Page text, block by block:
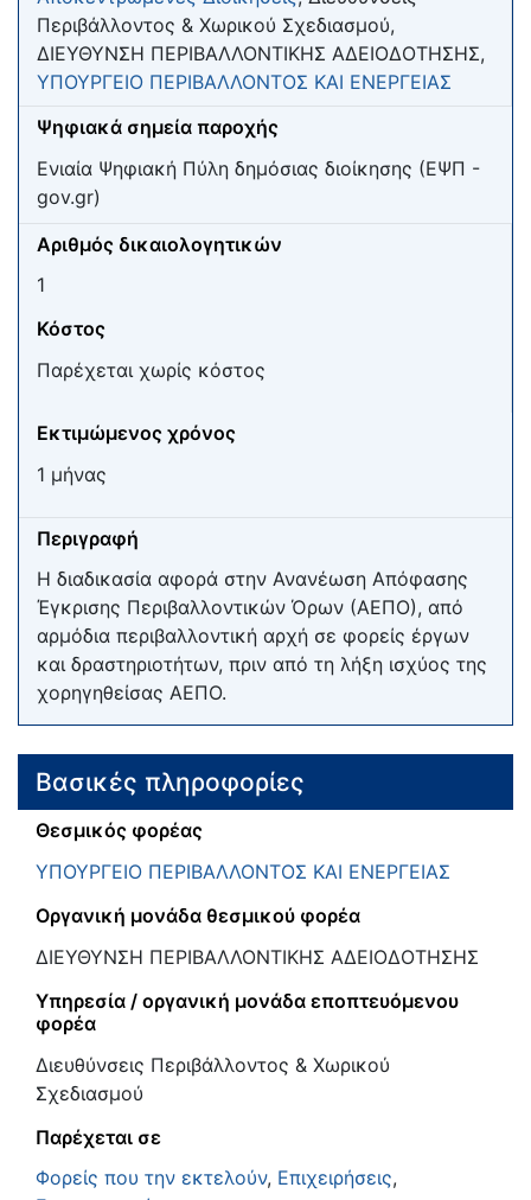
Περιβάλλοντος & Χωρικού Σχεδιασμού,
ΔΙΕΥΘΥΝΣΗ ΠΕΡΙΒΑΛΛΟΝΤΙΚΗΣ ΑΔΕΙΟΔΟΤΗΣΗΣ,
ΥΠΟΥΡΓΕΙΟ ΠΕΡΙΒΑΛΛΟΝΤΟΣ ΚΑΙ ΕΝΕΡΓΕΙΑΣ
Ψηφιακά σημεία παροχής
Ενιαία Ψηφιακή Πύλη δημόσιας διοίκησης (ΕΨΠ -
gov.gr)
Αριθμός δικαιολογητικών
1
Κόστος
Παρέχεται χωρίς κόστος
Εκτιμώμενος χρόνος
1 μήνας
Περιγραφή
Η διαδικασία αφορά στην Ανανέωση Απόφασης
Έγκρισης Περιβαλλοντικών Όρων (ΑΕΠΟ), από
αρμόδια περιβαλλοντική αρχή σε φορείς έργων
και δραστηριοτήτων, πριν από τη λήξη ισχύος της
χορηγηθείσας ΑΕΠΟ.
Βασικές πληροφορίες
Θεσμικός φορέας
ΥΠΟΥΡΓΕΙΟ ΠΕΡΙΒΑΛΛΟΝΤΟΣ ΚΑΙ ΕΝΕΡΓΕΙΑΣ
Οργανική μονάδα θεσμικού φορέα
ΔΙΕΥΘΥΝΣΗ ΠΕΡΙΒΑΛΛΟΝΤΙΚΗΣ ΑΔΕΙΟΔΟΤΗΣΗΣ
Υπηρεσία / οργανική μονάδα εποπτευόμενου
φορέα
Διευθύνσεις Περιβάλλοντος & Χωρικού
Σχεδιασμού
Παρέχεται σε
Φορείς που την εκτελούν, Επιχειρήσεις,